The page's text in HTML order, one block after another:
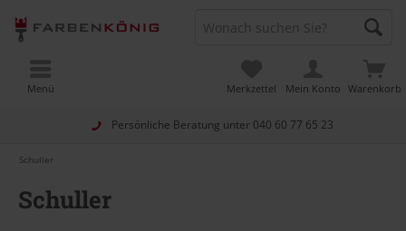
Persönliche Beratung unter 040 60 77 65 23
Warenkorb
Merkzettel Mein Konto
Menü
Schuller
Schuller